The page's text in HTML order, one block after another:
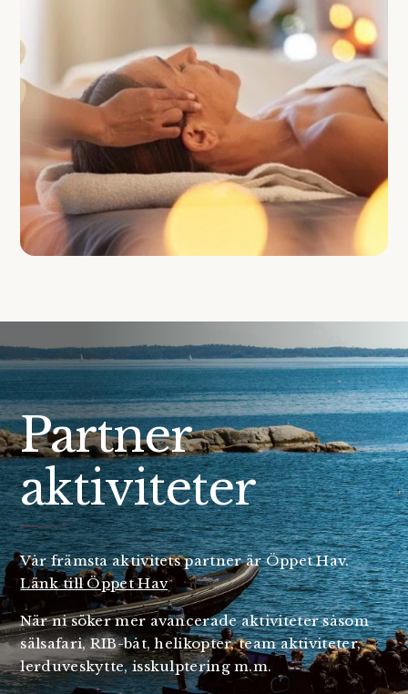
Partner
aktiviteter
Vår främsta aktivitets partner är Öppet Hav.
Länk till Öppet Hav
När ni söker mer avancerade aktiviteter såsom
sälsafari, RIB-båt, helikopter, team aktiviteter,
lerduveskytte, isskulptering m.m.